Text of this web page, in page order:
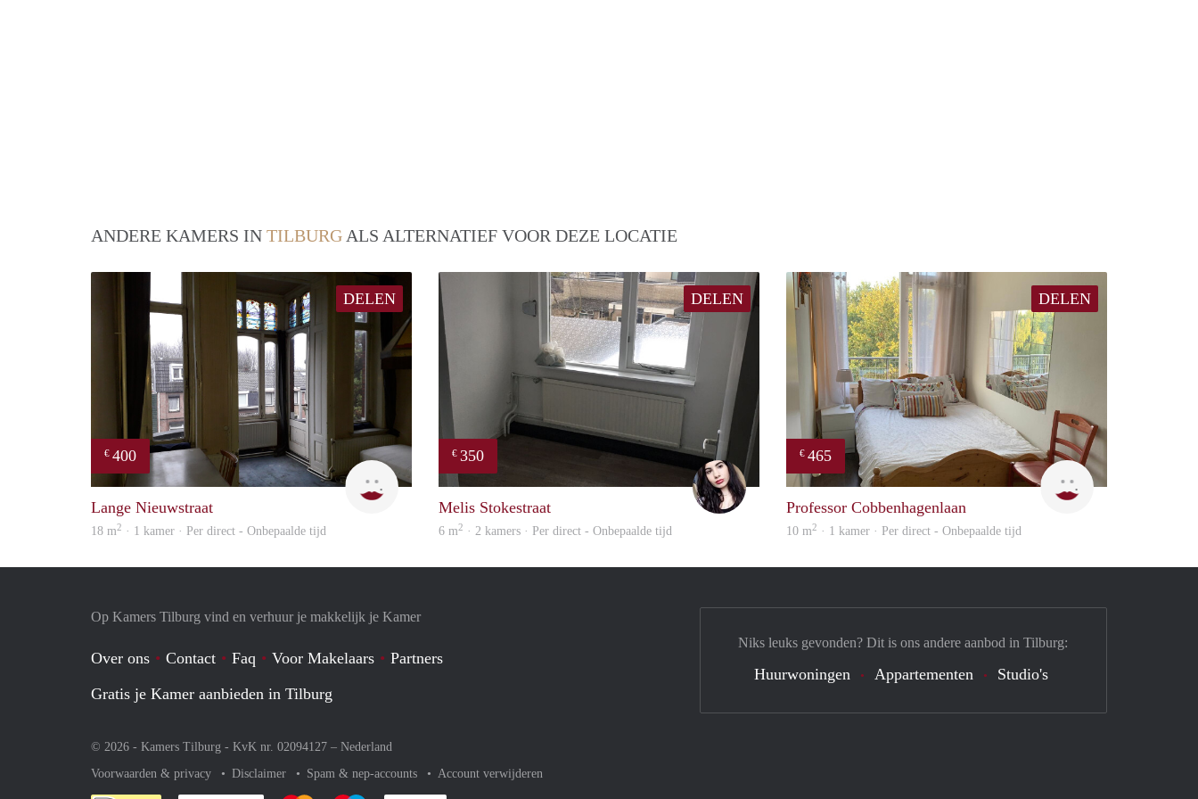
ANDERE KAMERS IN TILBURG ALS ALTERNATIEF VOOR DEZE LOCATIE
DELEN
€ 400
Lizet
Lange Nieuwstraat
18 m2 · 1 kamer · Per direct - Onbepaalde tijd
DELEN
€ 350
Melis Stokestraat
6 m2 · 2 kamers · Per direct - Onbepaalde tijd
DELEN
€ 465
T
Professor Cobbenhagenlaan
10 m2 · 1 kamer · Per direct - Onbepaalde tijd
Op Kamers Tilburg vind en verhuur je makkelijk je Kamer
Over ons Contact Faq Voor Makelaars
Partners
Gratis je Kamer aanbieden in Tilburg
© 2026 - Kamers Tilburg - KvK nr. 02094127 – Nederland
Voorwaarden & privacy
Disclaimer Spam & nep-accounts Account verwijderen
Niks leuks gevonden? Dit is ons andere aanbod in Tilburg:
Huurwoningen Appartementen Studio's